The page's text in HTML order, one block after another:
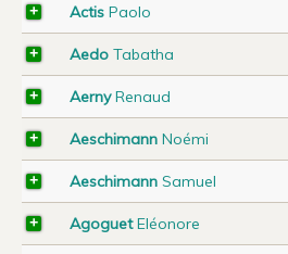
Actis Paolo
Aedo Tabatha
AernyRenaud
Aeschimann Noémi
Aeschimann Samuel
AgoguetEléonore